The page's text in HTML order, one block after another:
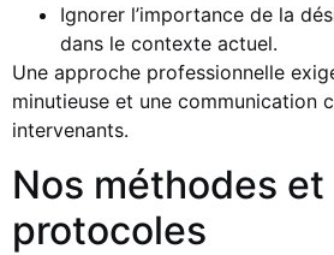
Ignorer l’importance de la
dans le contexte actuel.
Une approche professionnelle
minutieuse et une communication
intervenants.
Nos méthodes et
protocoles